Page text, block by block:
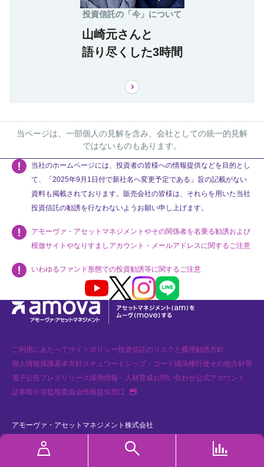
山崎元さんと
語り尽くした3時間
投資信託の「今」について
当ページは、一部個人の見解を含み、会社としての統一的見解
ではないものもあります。
当社のホームページには、投資者の皆様への情報提供などを目的とし
て、「2025年9月1日付で新社名へ変更予定である」旨の記載がない
資料も掲載されております。販売会社の皆様は、それらを用いた当社
投資信託の勧誘を行なわないようお願い申し上げます。
アモーヴァ・アセットマネジメントやその関係者を名乗る勧誘および
模倣サイトやなりすましアカウント・メールアドレスに関するご注意
いわゆるファンド形態での投資勧誘等に関するご注意
Youtube X InstagramLINE
ご利用にあたってサイトポリシー投資信託のリスクと費用勧誘方針
個人情報保護基本方針スチュワードシップ・コード議決権行使その他方針等
電子公告プレスリリース採用情報・人材育成お問い合わせ公式アカウント
証券取引等監視委員会情報提供窓口
アモーヴァ・アセットマネジメント株式会社
金融商品取引業者 関東財務局長（金商）第368号 加入協会：一般社団法人
資産運用業協会、一般社団法人 第二種金融商品取引業協会